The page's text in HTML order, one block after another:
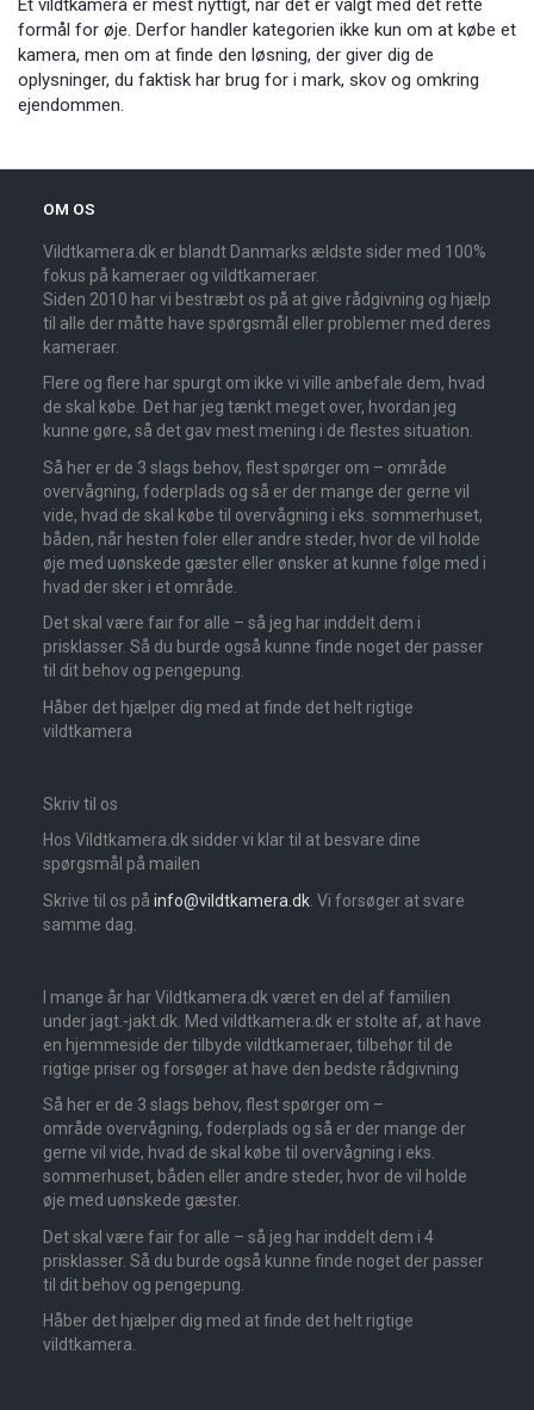
Et vildtkamera er mest nyttigt, når det er valgt med det rette
formål for øje. Derfor handler kategorien ikke kun om at købe et
kamera, men om at finde den løsning, der giver dig de
oplysninger, du faktisk har brug for i mark, skov og omkring
ejendommen.
OM OS
Vildtkamera.dk er blandt Danmarks ældste sider med 100%
fokus på kameraer og vildtkameraer.
Siden 2010 har vi bestræbt os på at give rådgivning og hjælp
til alle der måtte have spørgsmål eller problemer med deres
kameraer.
Flere og flere har spurgt om ikke vi ville anbefale dem, hvad
de skal købe. Det har jeg tænkt meget over, hvordan jeg
kunne gøre, så det gav mest mening i de flestes situation.
Så her er de 3 slags behov, flest spørger om – område
overvågning, foderplads og så er der mange der gerne vil
vide, hvad de skal købe til overvågning i eks. sommerhuset,
båden, når hesten foler eller andre steder, hvor de vil holde
øje med uønskede gæster eller ønsker at kunne følge med i
hvad der sker i et område.
Det skal være fair for alle – så jeg har inddelt dem i
prisklasser. Så du burde også kunne finde noget der passer
til dit behov og pengepung.
Håber det hjælper dig med at finde det helt rigtige
vildtkamera
Skriv til os
Hos Vildtkamera.dk sidder vi klar til at besvare dine
spørgsmål på mailen
Skrive til os på info@vildtkamera.dk . Vi forsøger at svare
samme dag.
I mange år har Vildtkamera.dk været en del af familien
under jagt.-jakt.dk. Med vildtkamera.dk er stolte af, at have
en hjemmeside der tilbyde vildtkameraer, tilbehør til de
rigtige priser og forsøger at have den bedste rådgivning
Så her er de 3 slags behov, flest spørger om –
område overvågning, foderplads og så er der mange der
gerne vil vide, hvad de skal købe til overvågning i eks.
sommerhuset, båden eller andre steder, hvor de vil holde
øje med uønskede gæster.
Det skal være fair for alle – så jeg har inddelt dem i 4
prisklasser. Så du burde også kunne finde noget der passer
til dit behov og pengepung.
Håber det hjælper dig med at finde det helt rigtige
vildtkamera.